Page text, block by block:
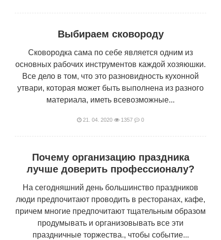
Выбираем сковороду
Сковородка сама по себе является одним из
основных рабочих инструментов каждой хозяюшки.
Все дело в том, что это разновидность кухонной
утвари, которая может быть выполнена из разного
материала, иметь всевозможные...
21. 04. 2020 1357 0
Почему организацию праздника
лучше доверить профессионалу?
На сегодняшний день большинство праздников
люди предпочитают проводить в ресторанах, кафе,
причем многие предпочитают тщательным образом
продумывать и организовывать все эти
праздничные торжества., чтобы событие...